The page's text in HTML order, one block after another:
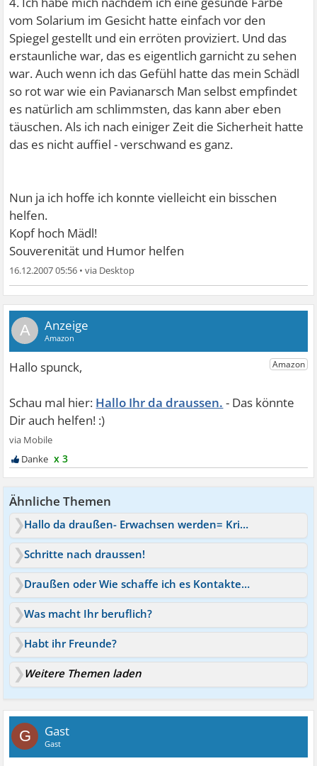
vom Solarium im Gesicht hatte einfach vor den
Spiegel gestellt und ein erröten proviziert. Und das
erstaunliche war, das es eigentlich garnicht zu sehen
war. Auch wenn ich das Gefühl hatte das mein Schädl
so rot war wie ein Pavianarsch Man selbst empfindet
es natürlich am schlimmsten, das kann aber eben
täuschen. Als ich nach einiger Zeit die Sicherheit hatte
das es nicht auffiel - verschwand es ganz.
Nun ja ich hoffe ich konnte vielleicht ein bisschen
helfen.
Kopf hoch Mädl!
Souverenität und Humor helfen
16.12.2007 05:56 •
A
Hallo Ihr da draussen.
x 3
Ähnliche Themen
Hallo da draußen- Erwachsen werden= Krise?!
Schritte nach draussen!
Draußen oder Wie schaffe ich es Kontakte aufzubauen?
Was macht Ihr beruflich?
Habt ihr Freunde?
Weitere Themen laden
G Gast
Gast